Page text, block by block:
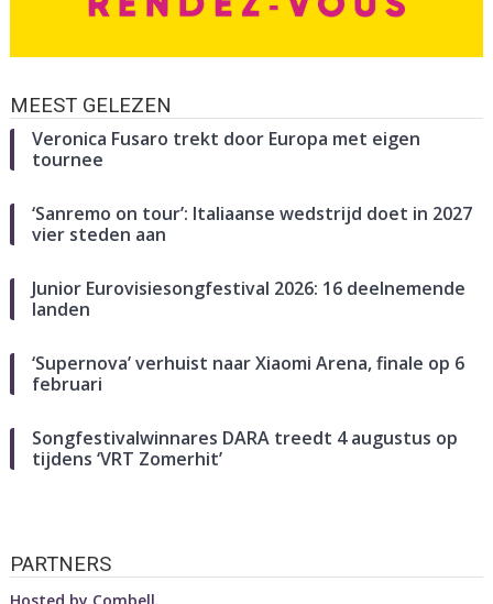
MEEST GELEZEN
Veronica Fusaro trekt door Europa met eigen
tournee
‘Sanremo on tour’: Italiaanse wedstrijd doet in 2027
vier steden aan
Junior Eurovisiesongfestival 2026: 16 deelnemende
landen
‘Supernova’ verhuist naar Xiaomi Arena, finale op 6
februari
Songfestivalwinnares DARA treedt 4 augustus op
tijdens ‘VRT Zomerhit’
PARTNERS
Hosted by Combell